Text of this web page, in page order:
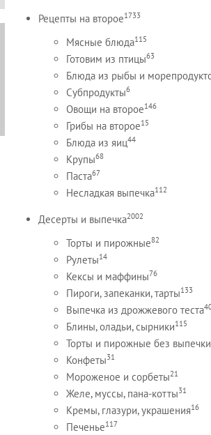
Рецепты на второе1733
Мясные блюда115
Готовим из птицы63
Блюда из рыбы и
Субпродукты6
Овощи на второе146
Грибы на второе15
Блюда из яиц44
Крупы68
Паста67
Несладкая выпечка112
Десерты и выпечка2002
Торты и пирожные82
Рулеты14
Кексы и маффины76
Пироги, запеканки, тарты133
Выпечка из дрожжевого теста
Блины, оладьи, сырники115
Торты и пирожные без выпечки
Конфеты31
Мороженое и сорбеты21
Желе, муссы, пана-котты31
Кремы, глазури, украшения16
Печенье117